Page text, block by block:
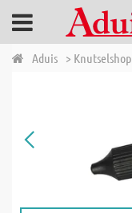
Aduis > Knutselshop